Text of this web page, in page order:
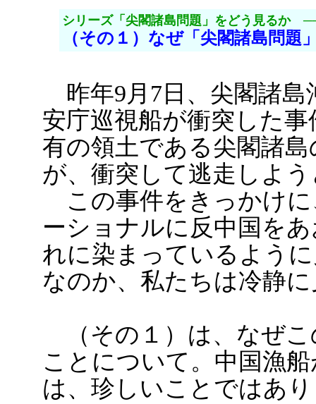
シリーズ「尖閣諸島問題」をどう見るか
（その１）なぜ「尖閣諸島問題
昨年9月7日、尖閣諸島
安庁巡視船が衝突した
有の領土である尖閣諸
が、衝突して逃走しよ
この事件をきっかけ
ーショナルに反中国を
れに染まっているよう
なのか、私たちは冷静
（その１）は、なぜこ
ことについて。中国漁
は、珍しいことではあ